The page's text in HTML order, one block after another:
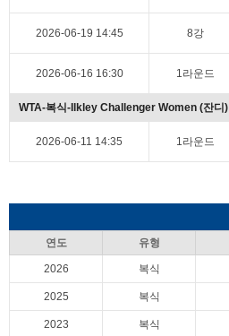
2026-06-19 14:45 8강
2026-06-16 16:30 1라운드
WTA-복식-Ilkley Challenger Women (잔디)
2026-06-11 14:35 1라운드
연도 유형
2026 복식
2025 복식
2023 복식